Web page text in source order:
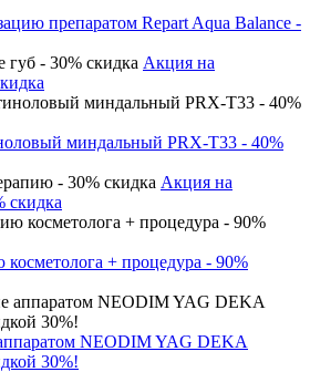
препаратом Repart Aqua Balance -
Акция на
миндальный PRX-T33 - 40%
Акция на
скидка
+ процедура - 90%
NEODIM YAG DEKA
30%!